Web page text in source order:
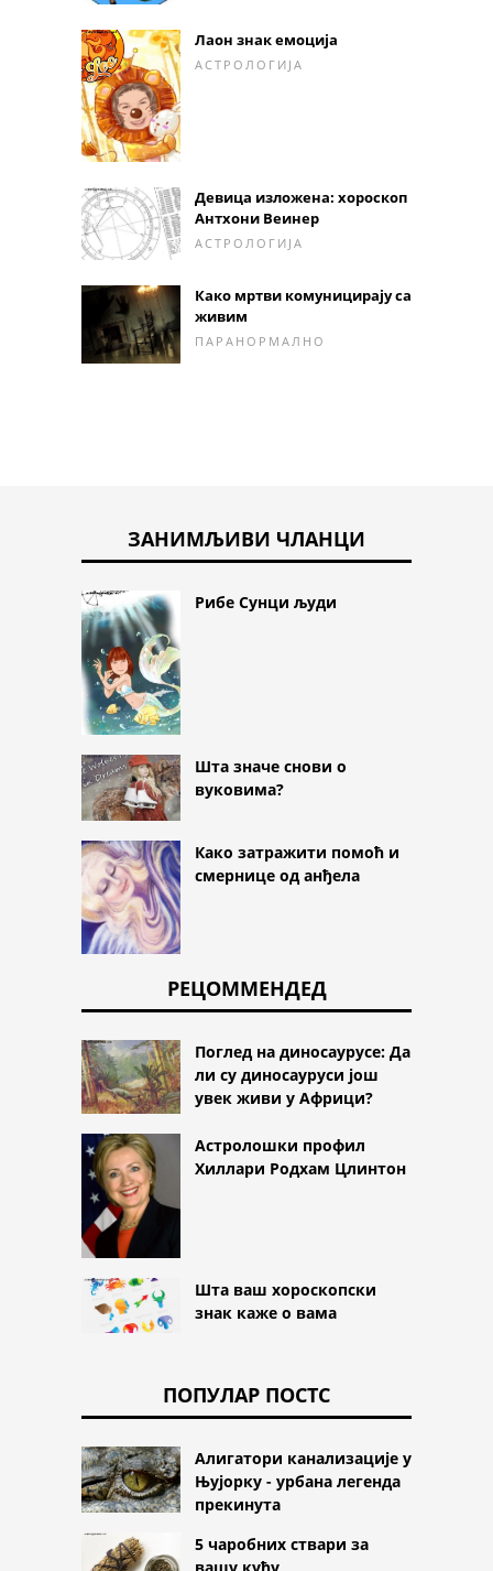
Лаон знак емоција
АСТРОЛОГИЈА
Девица изложена: хороскоп
Антхони Веинер
АСТРОЛОГИЈА
Како мртви комуницирају са
живим
ПАРАНОРМАЛНО
ЗАНИМЉИВИ ЧЛАНЦИ
Рибе Сунци људи
Шта значе снови о
вуковима?
Како затражити помоћ и
смернице од анђела
РЕЦОММЕНДЕД
Поглед на диносаурусе: Да
ли су диносауруси још
увек живи у Африци?
Астролошки профил
Хиллари Родхам Цлинтон
Шта ваш хороскопски
знак каже о вама
ПОПУЛАР ПОСТС
Алигатори канализације у
Њујорку - урбана легенда
прекинута
5 чаробних ствари за
вашу кућу